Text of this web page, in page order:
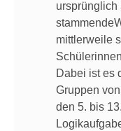
ursprünglich
mittlerweile
Dabei ist es
Gruppen
den 5. bis